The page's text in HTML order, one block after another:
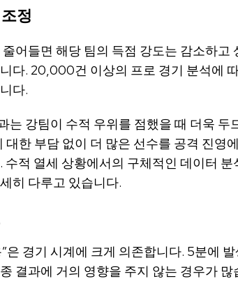
정
어들면 해당 팀의 득점 강도는 감소하고
다. 20,000건 이상의 프로 경기 분석에
다.
는 강팀이 수적 우위를 점했을 때 더욱
대한 부담 없이 더 많은 선수를 공격 진영
수적 열세 상황에서의 구체적인 데이터 분
히 다루고 있습니다.
은 경기 시계에 크게 의존합니다. 5분에
결과에 거의 영향을 주지 않는 경우가 많